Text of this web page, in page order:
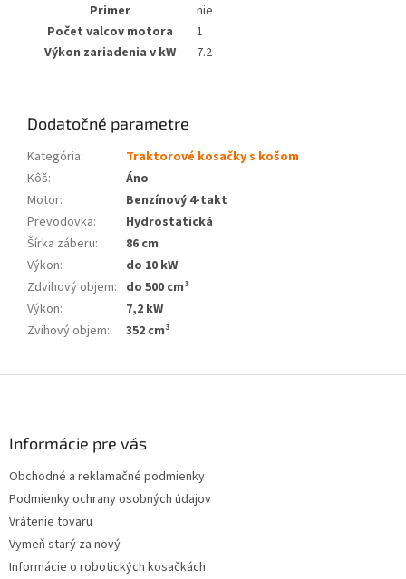
Primer
nie
Počet valcov motora
1
Výkon zariadenia v kW
7.2
Dodatočné parametre
Kategória:
Traktorové kosačky s košom
Kôš:
Áno
Motor:
Benzínový 4-takt
Prevodovka:
Hydrostatická
Šírka záberu:
86 cm
Výkon:
do 10 kW
Zdvihový objem: do 500 cm³
Výkon:
7,2 kW
Zvihový objem: 352 cm³
Informácie pre vás
Obchodné a reklamačné podmienky
Podmienky ochrany osobných údajov
Vrátenie tovaru
Vymeň starý za nový
Informácie o robotických kosačkách